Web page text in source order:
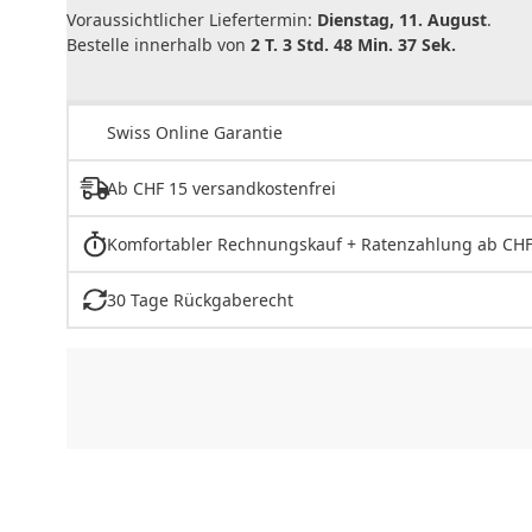
Voraussichtlicher Liefertermin: Dienstag, 11. August.
Bestelle innerhalb von 2 T. 3 Std. 48 Min. 37 Sek.
Swiss Online Garantie
Ab CHF 15 versandkostenfrei
Komfortabler Rechnungskauf + Ratenzahlung ab
30 Tage Rückgaberecht